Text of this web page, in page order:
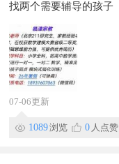
找两个需要辅导的孩子
07-06更新
1089浏览 0 人点赞